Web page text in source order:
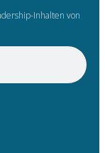
Inhalten von